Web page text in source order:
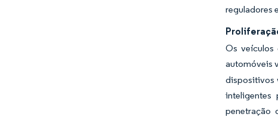
reguladores
Os veículos
automóveis
dispositivos
inteligentes
penetração